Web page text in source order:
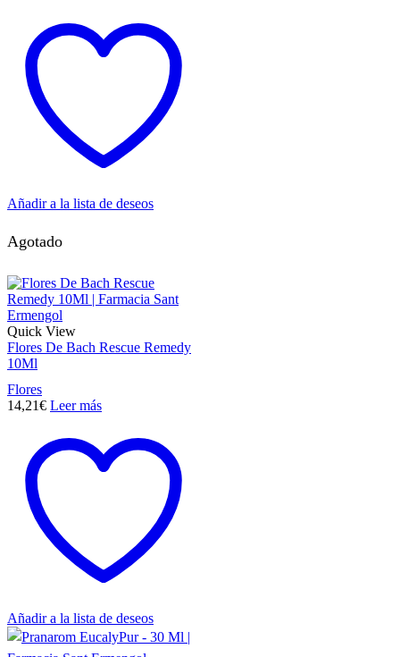
Añadir a la lista de deseos
Agotado
Quick View
Flores De Bach Rescue Remedy
10Ml
Flores
14,21€ Leer más
Añadir a la lista de deseos